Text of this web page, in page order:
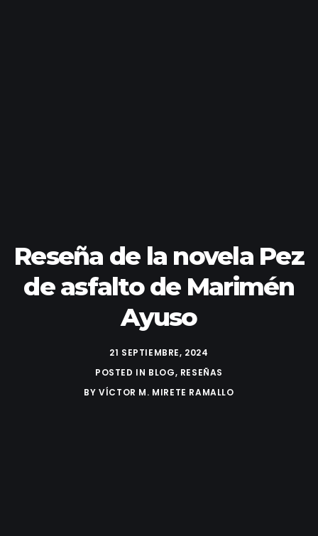
Reseña de la novela Pez
de asfalto de Marimén
Ayuso
21 SEPTIEMBRE, 2024
POSTED IN BLOG, RESEÑAS
BYVÍCTOR M. MIRETE RAMALLO